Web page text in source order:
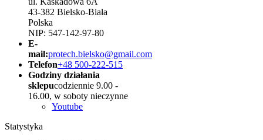
43-382 Bielsko-Biała
Polska
NIP: 547-142-97-80
E-
mail:protech.bielsko@gmail.com
Telefon+48 500-222-515
Godziny działania
sklepucodziennie 9.00 -
16.00, w soboty nieczynne
Youtube
Statystyka